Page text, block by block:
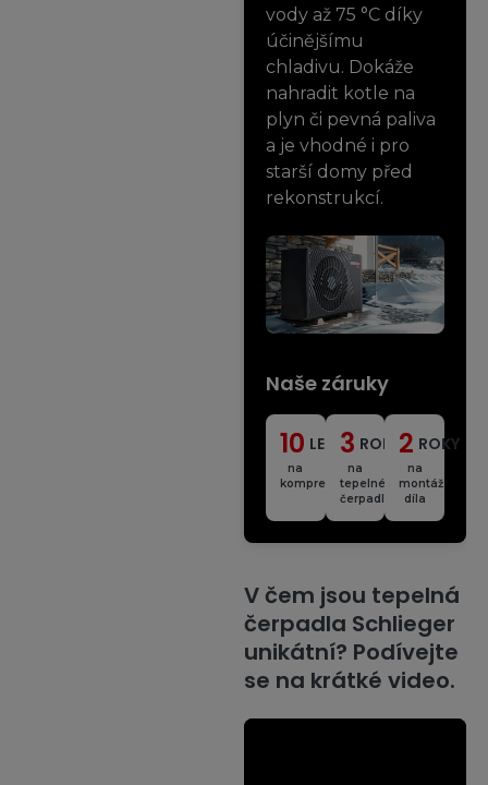
vody až 75 °C díky
účinějšímu
chladivu. Dokáže
nahradit kotle na
plyn či pevná paliva
a je vhodné i pro
starší domy před
rekonstrukcí.
Naše záruky
10 LET
na
kompresor
3 ROKY
na
tepelné
čerpadlo
2 ROKY
na
montáž
díla
V čem jsou tepelná
čerpadla Schlieger
unikátní? Podívejte
se na krátké video.